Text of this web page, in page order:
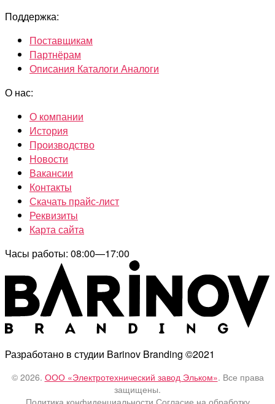
Поддержка:
Поставщикам
Партнёрам
Описания Каталоги Аналоги
О нас:
О компании
История
Производство
Новости
Вакансии
Контакты
Скачать прайс-лист
Реквизиты
Карта сайта
Часы работы: 08:00—17:00
Разработано в студии Barinov Branding ©2021
© 2026. ООО «Электротехнический завод Эльком». Все права
защищены.